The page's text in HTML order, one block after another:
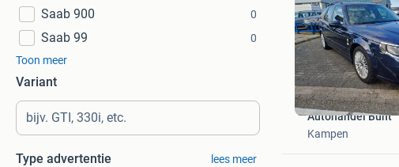
Saab 900 0
Saab 99
0
Toon meer
Variant
Type advertentie lees meer
Autohandel Bunt
Kampen